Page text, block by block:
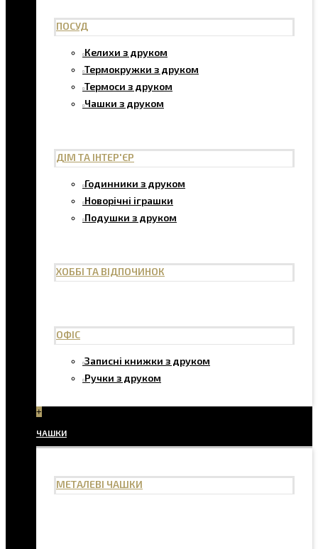
ПОСУД
Келихи з друком
Термокружки з друком
Термоси з друком
Чашки з друком
ДІМ ТА ІНТЕР'ЄР
Годинники з друком
Новорічні іграшки
Подушки з друком
ХОББІ ТА ВІДПОЧИНОК
ОФІС
Записні книжки з друком
Ручки з друком
+
ЧАШКИ
МЕТАЛЕВІ ЧАШКИ